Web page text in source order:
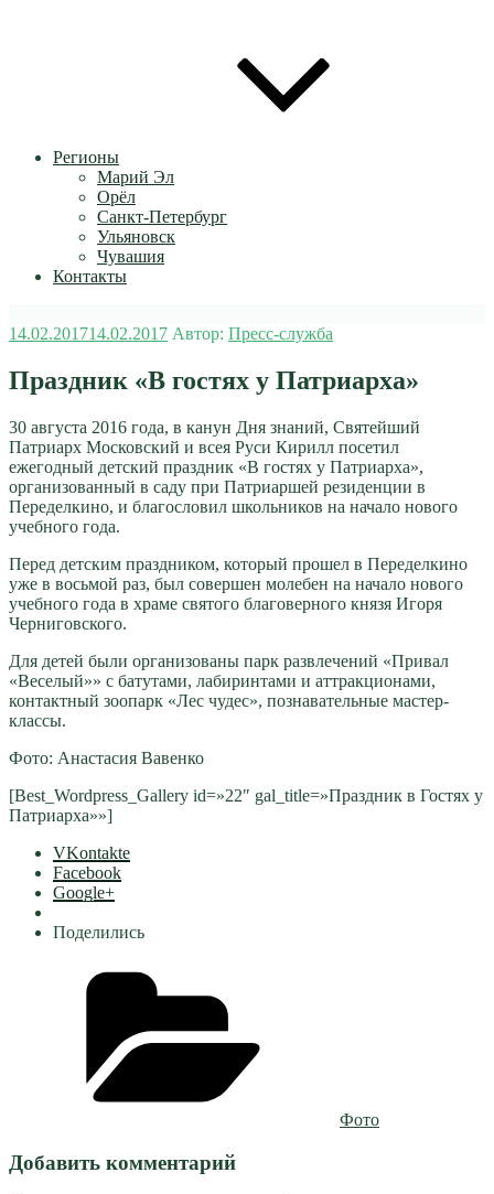
Регионы
Марий Эл
Орёл
Санкт-Петербург
Ульяновск
Чувашия
Контакты
Опубликовано
14.02.201714.02.2017 Автор: Пресс-служба
Праздник «В гостях у Патриарха»
30 августа 2016 года, в канун Дня знаний, Святейший
Патриарх Московский и всея Руси Кирилл посетил
ежегодный детский праздник «В гостях у Патриарха»,
организованный в саду при Патриаршей резиденции в
Переделкино, и благословил школьников на начало нового
учебного года.
Перед детским праздником, который прошел в Переделкино
уже в восьмой раз, был совершен молебен на начало нового
учебного года в храме святого благоверного князя Игоря
Черниговского.
Для детей были организованы парк развлечений «Привал
«Веселый»» с батутами, лабиринтами и аттракционами,
контактный зоопарк «Лес чудес», познавательные мастер-
классы.
Фото: Анастасия Вавенко
[Best_Wordpress_Gallery id=»22″ gal_title=»Праздник в Гостях у
Патриарха»»]
VKontakte
Facebook
Google+
Поделились
Фото
Добавить комментарий